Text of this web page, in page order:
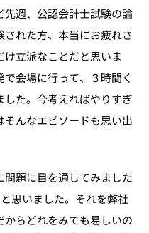
週、公認会計士試験の論
れた方、本当にお疲れさ
立派なことだと思いま
会場に行って、３時間く
た。今考えればやりすぎ
んなエピソードも思い出
題に目を通してみました
思いました。それを弊社
らどれをみても易しいの